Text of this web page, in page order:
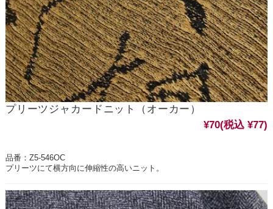
プリーツジャカードニット（オーカー）
¥70(税込 ¥77)
品番：Z5-546OC
プリーツにて横方向に伸縮性の高いニット。